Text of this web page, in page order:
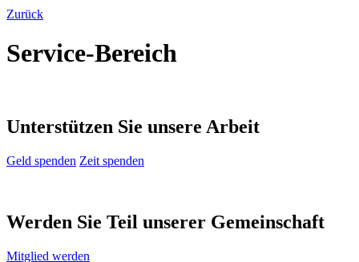
Zurück
Service-Bereich
Unterstützen Sie unsere Arbeit
Geld spenden Zeit spenden
Werden Sie Teil unserer Gemeinschaft
Mitglied werden